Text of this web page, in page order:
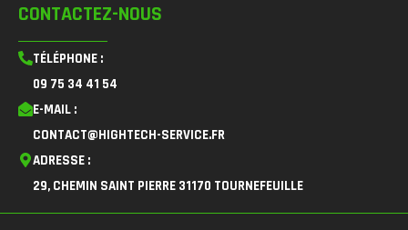
CONTACTEZ-NOUS
TÉLÉPHONE :
09 75 34 41 54
E-MAIL :
CONTACT@HIGHTECH-SERVICE.FR
ADRESSE :
29, CHEMIN SAINT PIERRE 31170 TOURNEFEUILLE